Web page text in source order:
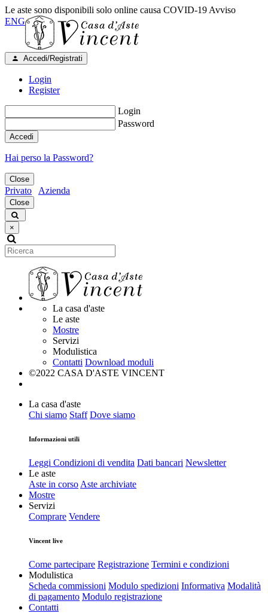
Le aste sono disponibili solo online causa COVID-19 Avviso
ENG
Accedi/Registrati
Login
Register
Login
Password
Accedi
Hai perso la Password?
Close
Privato Azienda
Close
×
La casa d'aste
Le aste
Mostre
Servizi
Modulistica
Contatti Download moduli
©2022 CASA D'ASTE VINCENT
La casa d'aste
Chi siamo Staff Dove siamo
Informazioni utili
Leggi Condizioni di vendita Dati bancari Newsletter
Le aste
Aste in corso Aste archiviate
Mostre
Servizi
Comprare Vendere
Vincent live
Come partecipare Registrazione Termini e condizioni
Modulistica
Scheda commissioni Modulo spedizioni Informativa Modalità
di pagamento Modulo registrazione
Contatti